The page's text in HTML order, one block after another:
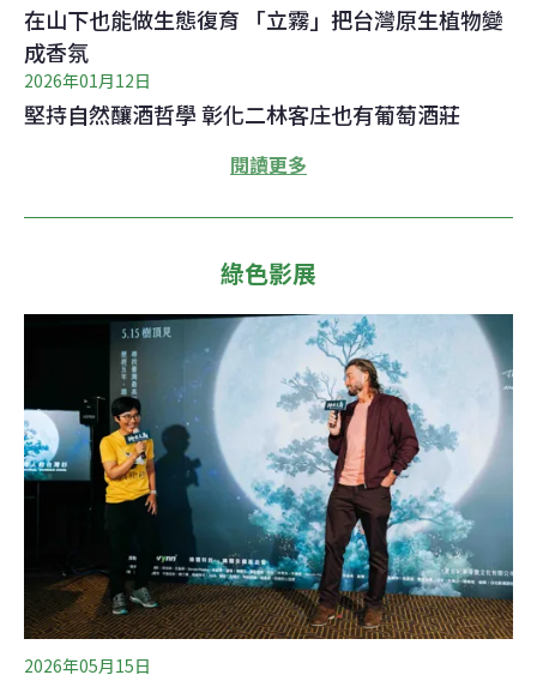
在山下也能做生態復育 「立霧」把台灣原生植物變
成香氛
2026年01月12日
堅持自然釀酒哲學 彰化二林客庄也有葡萄酒莊
閱讀更多
綠色影展
2026年05月15日